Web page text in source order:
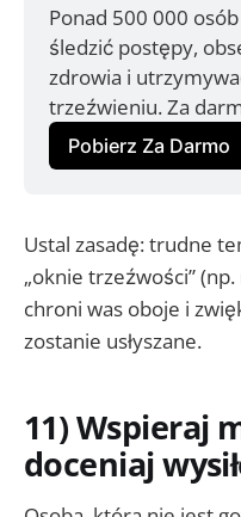
Ponad 500 000
śledzić postępy,
zdrowia i
trzeźwieniu. Za
Pobierz Za Darmo
Ustal zasadę: trudne
„oknie trzeźwości”
chroni was oboje i
zostanie usłyszane.
11) Wspieraj
doceniaj